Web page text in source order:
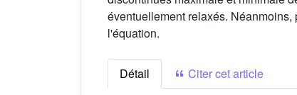
éventuellement relaxés.
l'équation.
Détail
Citer cet article